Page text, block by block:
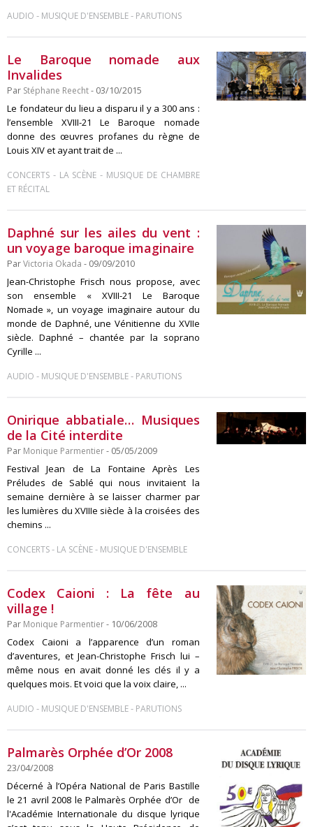
AUDIO - MUSIQUE D'ENSEMBLE- PARUTIONS
Le Baroque nomade aux
Invalides
Par Stéphane Reecht- 03/10/2015
Le fondateur du lieu a disparu il y a 300 ans :
l’ensemble XVIII-21 Le Baroque nomade
donne des œuvres profanes du règne de
Louis XIV et ayant trait de ...
CONCERTS - LA SCÈNE - MUSIQUE DE CHAMBRE
ET RÉCITAL
Daphné sur les ailes du vent :
un voyage baroque imaginaire
ParVictoria Okada - 09/09/2010
Jean-Christophe Frisch nous propose, avec
son ensemble « XVIII-21 Le Baroque
Nomade », un voyage imaginaire autour du
monde de Daphné, une Vénitienne du XVIIe
siècle. Daphné – chantée par la soprano
Cyrille ...
AUDIO - MUSIQUE D'ENSEMBLE- PARUTIONS
Onirique abbatiale… Musiques
de la Cité interdite
Par Monique Parmentier- 05/05/2009
Festival Jean de La Fontaine Après Les
Préludes de Sablé qui nous invitaient la
semaine dernière à se laisser charmer par
les lumières du XVIIIe siècle à la croisées des
chemins ...
CONCERTS- LA SCÈNE- MUSIQUE D'ENSEMBLE
Codex Caioni : La fête au
village !
Par Monique Parmentier- 10/06/2008
Codex Caioni a l’apparence d’un roman
d’aventures, et Jean-Christophe Frisch lui –
même nous en avait donné les clés il y a
quelques mois. Et voici que la voix claire, ...
AUDIO - MUSIQUE D'ENSEMBLE- PARUTIONS
Palmarès Orphée d’Or 2008
23/04/2008
Décerné à l’Opéra National de Paris Bastille
le 21 avril 2008 le Palmarès Orphée d’Or de
l'Académie Internationale du disque lyrique